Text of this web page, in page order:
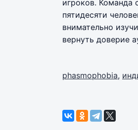
игроков. Команда
пятидесяти
внимательно
вернуть доверие
phasmophobia,